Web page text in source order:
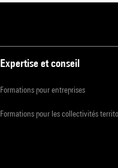
Expertise et conseil
Formations pour entreprises
Formations pour les collectivités